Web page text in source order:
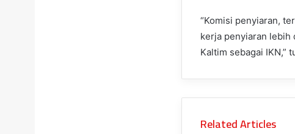
“Komisi penyiaran,
kerja penyiaran lebih
Kaltim sebagai IKN,”
Related Articles